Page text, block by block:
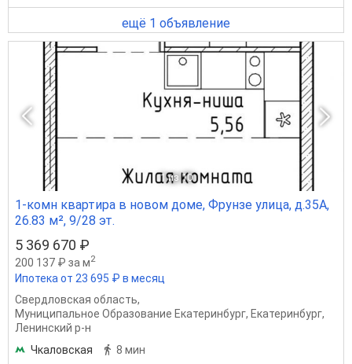
ещё 1 объявление
1 из 10
1-комн квартира в новом доме, Фрунзе улица, д.35А,
26.83 м², 9/28 эт.
5 369 670 ₽
200 137 ₽ за м2
Ипотека от 23 695 ₽ в месяц
Свердловская область,
Муниципальное Образование Екатеринбург, Екатеринбург,
Ленинский р-н
Чкаловская
8 мин